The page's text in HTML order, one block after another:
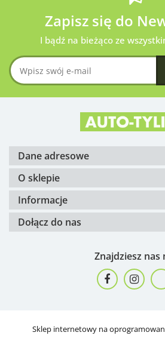
Zapisz się do
I bądź na bieżąco ze
Dane adresowe
O sklepie
Informacje
Dołącz do nas
Znajdziesz nas
Sklep internetowy na